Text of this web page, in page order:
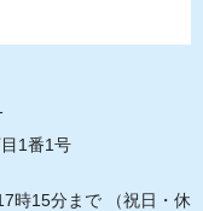
1番1号
時15分まで
（祝日・休